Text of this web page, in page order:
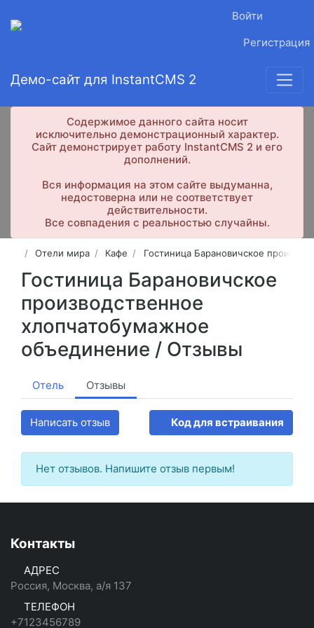
Войти
Регистрация
Демо-сайт для InstantCMS 2
Содержимое данного сайта носит
исключительно демонстрационный характер.
Сайт демонстрирует работу InstantCMS 2 и его
дополнений.
Вся информация на этом сайте выдуманна,
недостоверна или не соответствует
действительности.
Все совпадения с реальностью случайны.
Отели мира Кафе Гостиница Барановичское
Гостиница Барановичское
производственное
хлопчатобумажное
объединение / Отзывы
Отель Отзывы
Написать отзыв Код для встраивания
Нет отзывов. Напишите отзыв первым!
Контакты
АДРЕС
Россия, Москва, а/я 137
ТЕЛЕФОН
+7123456789